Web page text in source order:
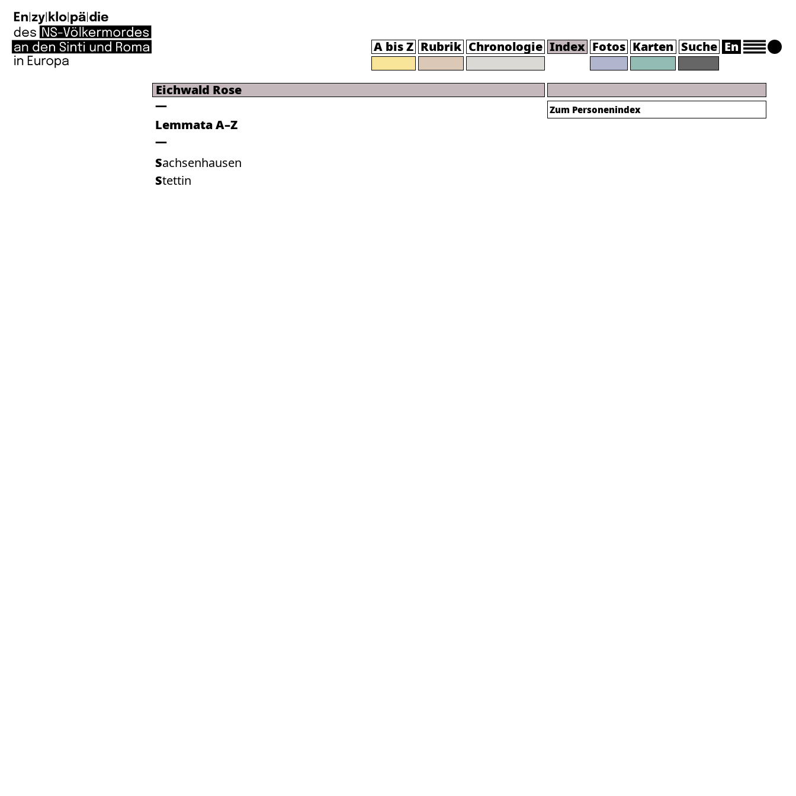
A bis Z Rubrik Chronologie Index Fotos Karten Suche En
Eichwald Rose
Lemmata A–Z
Sachsenhausen
Stettin
Zum Personenindex